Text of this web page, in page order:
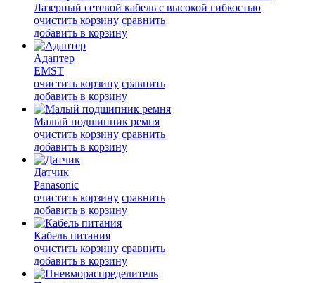
Лазерный сетевой кабель с высокой гибкостью
очистить корзину сравнить
добавить в корзину
Адаптер
EMST
очистить корзину сравнить
добавить в корзину
Малый подшипник ремня
очистить корзину сравнить
добавить в корзину
Датчик
Panasonic
очистить корзину сравнить
добавить в корзину
Кабель питания
очистить корзину сравнить
добавить в корзину